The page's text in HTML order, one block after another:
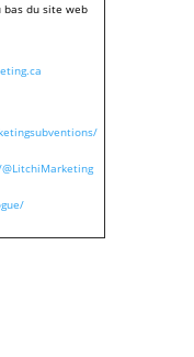
bas du site web